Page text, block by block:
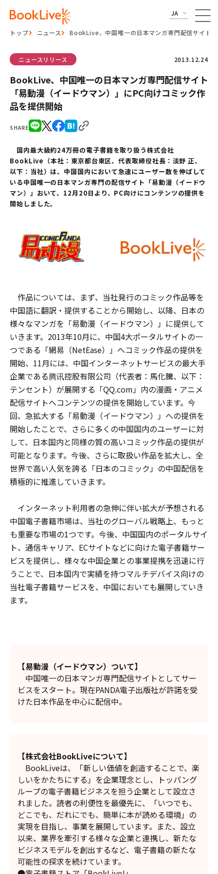
JA
トップ ニュース BookLive、中国唯一の日本マンガ専門配信サイト
SHARE
ニュースリリース 2013.12.24
BookLive、中国唯一の日本マンガ専門配信サイト
「易動漫（イードウマン）」にPC向けコミック作
品を提供開始
国内最大級約24万冊の電子書籍を取り扱う株式会社
BookLive（本社：東京都台東区、代表取締役社長：淡野 正、
以下：当社）は、中国国内において急速にユーザー数を伸ばして
いる中国唯一の日本マンガ専門の配信サイト「易動漫（イードウ
マン）」おいて、12月20日より、PC向けにコンテンツの提供を
開始しました。
作品については、まず、当社発行のコミック作品等を
中国語に翻訳・提供することから開始し、以降、日本の
様々なマンガを「易動漫（イードウマン）」に提供して
いきます。2013年10月に、中国4大ポータルサイトの一
つである「網易（NetEase）」へコミック作品の提供を
開始、11月には、中国インターネットサービスの最大手
企業である腾讯控股有限公司（代表者：馬化騰、以下：
テンセント）が展開する「QQ.com」内の漫画・アニメ
配信サイトへコンテンツの提供を開始しています。今
回、急拡大する「易動漫（イードウマン）」への提供を
開始したことで、さらに多くの中国国内のユーザーに対
して、日本国内と同様の質の高いコミック作品の提供が
可能となります。今後、さらに取扱い作品を拡大し、全
世界で高い人気を誇る「日本のコミック」の中国配信を
積極的に推進していきます。
インターネット利用者の急伸に伴い拡大が予想される
中国電子書籍市場は、当社のグローバル戦略上、もっと
も重要な市場の1つです。今後、中国国内のポータルサイ
ト、通信キャリア、ECサイトなどに向けた電子書籍サー
ビスを提供し、様々な中国企業との事業提携を迅速に行
うことで、日本国内で実績を持つマルチデバイス向けの
当社電子書籍サービスを、中国においても展開していき
ます。
【易動漫（イードウマン）ついて】
中国唯一の日本マンガ専門配信サイトとしてサー
ビスをスタート。現在PANDA電子出版社が許諾を受
けた日本作品を中心に配信中。
【株式会社BookLiveについて】
BookLiveは、「新しい価値を創造することで、楽
しいをかたちにする」を企業理念とし、トッパング
ループの電子書籍ビジネスを担う企業として設立さ
れました。読者の利便性を最優先に、「いつでも、
どこでも、だれにでも、簡単に本が読める環境」の
実現を目指し、事業を展開しています。また、設立
以来、業界を牽引する様々な企業と連携し、新たな
ビジネスモデルを創出するなど、電子書籍の新たな
可能性の探求を続けています。